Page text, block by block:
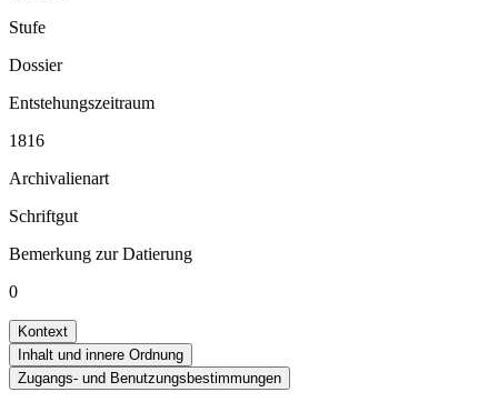
Stufe
Dossier
Entstehungszeitraum
1816
Archivalienart
Schriftgut
Bemerkung zur Datierung
0
Kontext
Inhalt und innere Ordnung
Zugangs- und Benutzungsbestimmungen